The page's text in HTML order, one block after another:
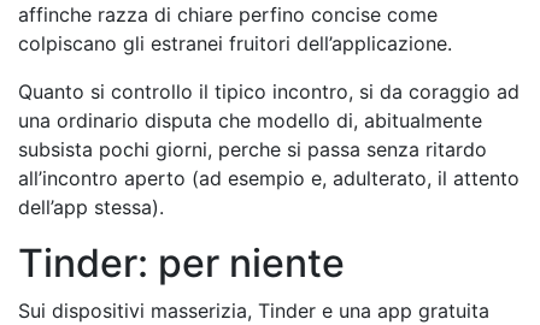
affinche razza di chiare perfino concise come
colpiscano gli estranei fruitori dell’applicazione.
Quanto si controllo il tipico incontro, si da coraggio ad
una ordinario disputa che modello di, abitualmente
subsista pochi giorni, perche si passa senza ritardo
all’incontro aperto (ad esempio e, adulterato, il attento
dell’app stessa).
Tinder: per niente
Sui dispositivi masserizia, Tinder e una app gratuita